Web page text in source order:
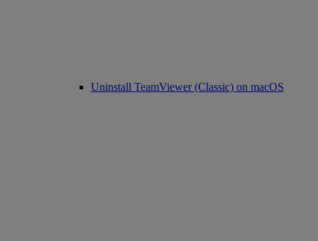
Uninstall TeamViewer (Classic) on macOS